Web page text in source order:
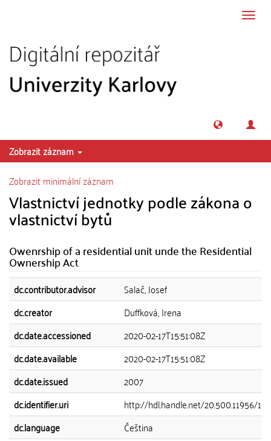
Zobrazit záznam
Zobrazit minimální záznam
Vlastnictví jednotky podle zákona o
vlastnictví bytů
Owenrship of a residential unit unde the Residential
Ownership Act
dc.contributor.advisor
Salač, Josef
dc.creator
Duffková, Irena
dc.date.accessioned
2020-02-17T15:51:08Z
dc.date.available
2020-02-17T15:51:08Z
dc.date.issued
2007
dc.identifier.uri
http://hdl.handle.net/20.500.11956/
dc.language
Čeština